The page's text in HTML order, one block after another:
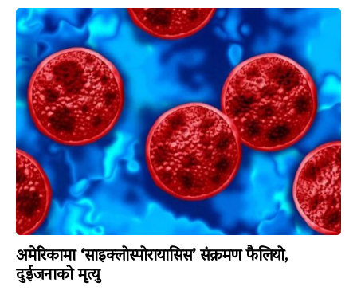
अमेरिकामा ‘साइक्लोस्पोरायासिस’ संक्रमण फैलियो,
दुईजनाको मृत्यु